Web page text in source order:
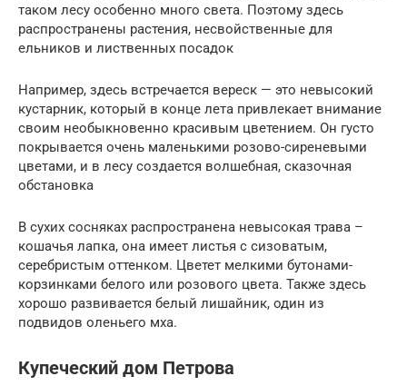
таком лесу особенно много света. Поэтому здесь
распространены растения, несвойственные для
ельников и лиственных посадок
Например, здесь встречается вереск — это невысокий
кустарник, который в конце лета привлекает внимание
своим необыкновенно красивым цветением. Он густо
покрывается очень маленькими розово-сиреневыми
цветами, и в лесу создается волшебная, сказочная
обстановка
В сухих сосняках распространена невысокая трава –
кошачья лапка, она имеет листья с сизоватым,
серебристым оттенком. Цветет мелкими бутонами-
корзинками белого или розового цвета. Также здесь
хорошо развивается белый лишайник, один из
подвидов оленьего мха.
Купеческий дом Петрова